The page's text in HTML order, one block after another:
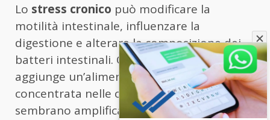
Lo stress cronico può modificare la
motilità intestinale, influenzare la
digestione e alterare la composizione dei
batteri intestinali. Quando a questo si
aggiunge un’alimentazione disordinata o
concentrata nelle ore notturne, gli effetti
sembrano amplificarsi.